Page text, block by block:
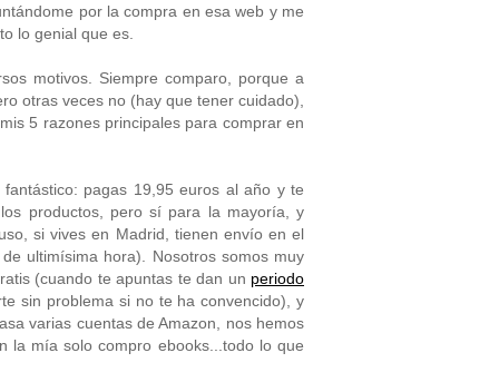
por la compra en esa web y me
lo genial que es.
motivos. Siempre comparo, porque a
otras veces no (hay que tener cuidado),
5 razones principales para comprar en
pagas 19,95 euros al año y te
productos, pero sí para la mayoría, y
si vives en Madrid, tienen envío en el
ultimísima hora). Nosotros somos muy
(cuando te apuntas te dan un periodo
sin problema si no te ha convencido), y
varias cuentas de Amazon, nos hemos
la mía solo compro ebooks...todo lo que